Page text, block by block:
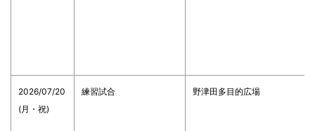
2026/07/20
(月・祝)
練習試合 野津田多目的広場